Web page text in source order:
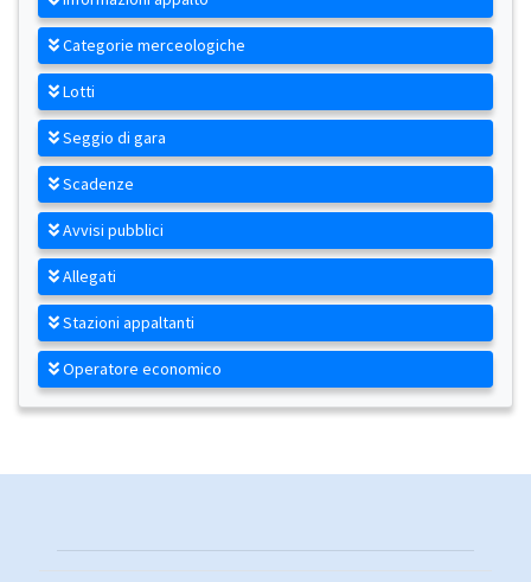
Categorie merceologiche
Lotti
Seggio di gara
Scadenze
Avvisi pubblici
Allegati
Stazioni appaltanti
Operatore economico